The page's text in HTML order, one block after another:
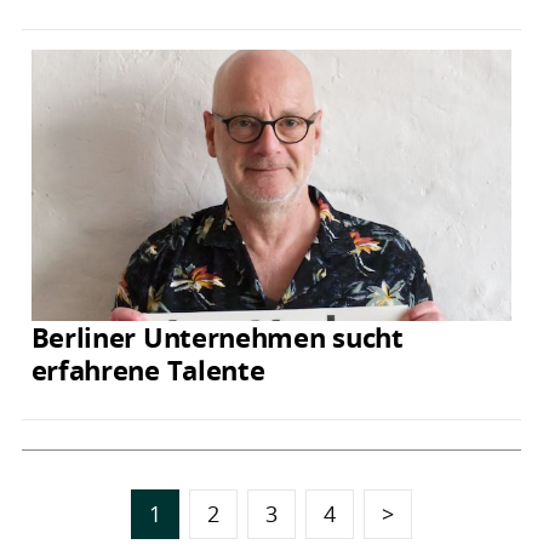
Berliner Unternehmen sucht
erfahrene Talente
1 2 3 4 >